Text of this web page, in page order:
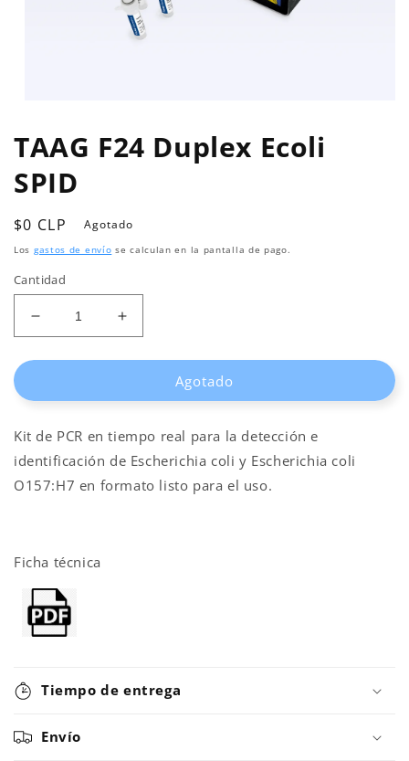
en
una
ventana
TAAG F24 Duplex Ecoli
SPID
Precio
habitual
$0 CLP Agotado
Los gastos de envío se calculan en la pantalla de pago.
Cantidad
Reducir
cantidad
para
F24
Ecoli
SPID
Aumentar
cantidad
para
F24
Ecoli
SPID
Agotado
Kit de PCR en tiempo real para la detección e
identificación de Escherichia coli y Escherichia coli
O157:H7 en formato listo para el uso.
Ficha técnica
Tiempo de entrega
Envío